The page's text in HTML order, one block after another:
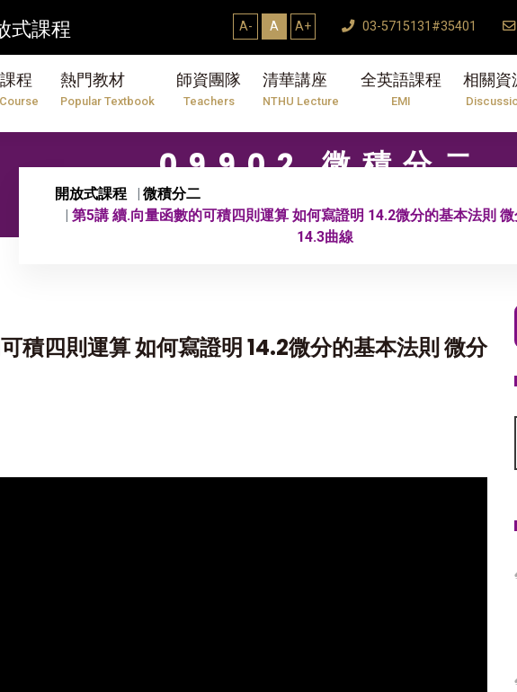
式課程 A- A A+ 03-5715131#35401
程 熱門教材
Popular Textbook
師資團隊
Teachers
清華講座
NTHU Lecture
全英語課程
EMI
相關資
09902 微積分二
開放式課程
微積分二
第5講 續.向量函數的可積四則運算 如何寫證明 14.2微分的基本法則
14.3曲線
積四則運算 如何寫證明 14.2微分的基本法則 微分